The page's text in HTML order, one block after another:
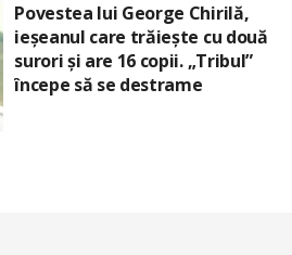
Povestea lui George Chirilă,
ieșeanul care trăiește cu două
surori și are 16 copii. „Tribul”
începe să se destrame